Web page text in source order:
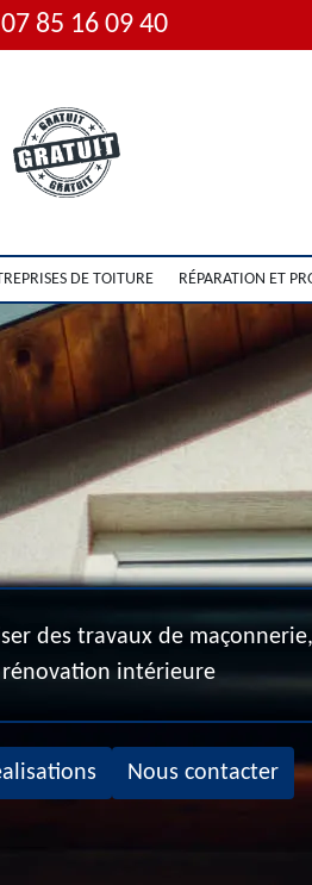
07 85 16 09 40
DE TOITURE RÉPARATION ET
des travaux de
rénovation intérieure
Nous contacter